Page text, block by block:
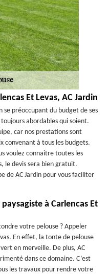
Et Levas, AC Jardin
préoccupant du budget de ses
abordables qui soient.
car nos prestations sont
convenant à tous les budgets.
voulez connaitre toutes les
le devis sera bien gratuit.
de AC Jardin pour vous faciliter
à Carlencas Et
votre pelouse ? Appeler
En effet, la tonte de pelouse
en merveille. De plus, AC
dans ce domaine. C’est
les travaux pour rendre votre